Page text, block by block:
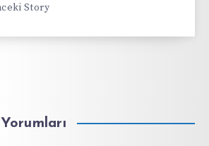
Story